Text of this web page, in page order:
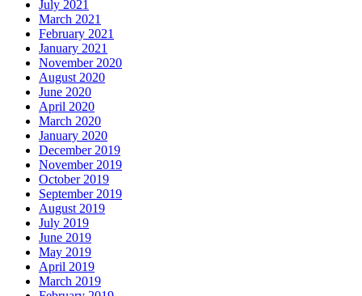
July 2021
March 2021
February 2021
January 2021
November 2020
August 2020
June 2020
April 2020
March 2020
January 2020
December 2019
November 2019
October 2019
September 2019
August 2019
July 2019
June 2019
May 2019
April 2019
March 2019